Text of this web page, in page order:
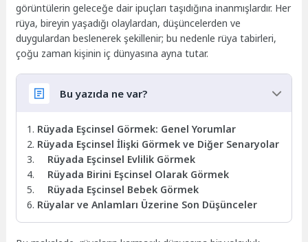
görüntülerin geleceğe dair ipuçları taşıdığına inanmışlardır. Her
rüya, bireyin yaşadığı olaylardan, düşüncelerden ve
duygulardan beslenerek şekillenir; bu nedenle rüya tabirleri,
çoğu zaman kişinin iç dünyasına ayna tutar.
Bu yazıda ne var?
Rüyada Eşcinsel Görmek: Genel Yorumlar
Rüyada Eşcinsel İlişki Görmek ve Diğer Senaryolar
Rüyada Eşcinsel Evlilik Görmek
Rüyada Birini Eşcinsel Olarak Görmek
Rüyada Eşcinsel Bebek Görmek
Rüyalar ve Anlamları Üzerine Son Düşünceler